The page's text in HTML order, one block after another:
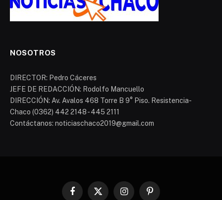
NOSOTROS
DIRECTOR: Pedro Cáceres
JEFE DE REDACCIÓN: Rodolfo Mancuello
DIRECCIÓN: Av. Avalos 468 Torre B 9° Piso. Resistencia-
Chaco (0362) 442 2148 - 445 2111
Contáctanos: noticiaschaco2019@gmail.com
Facebook
X
InstagramPinterest